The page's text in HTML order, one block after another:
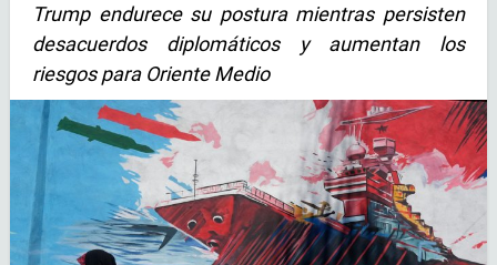
Trump endurece su postura mientras persisten
desacuerdos diplomáticos y aumentan los
riesgos para Oriente Medio